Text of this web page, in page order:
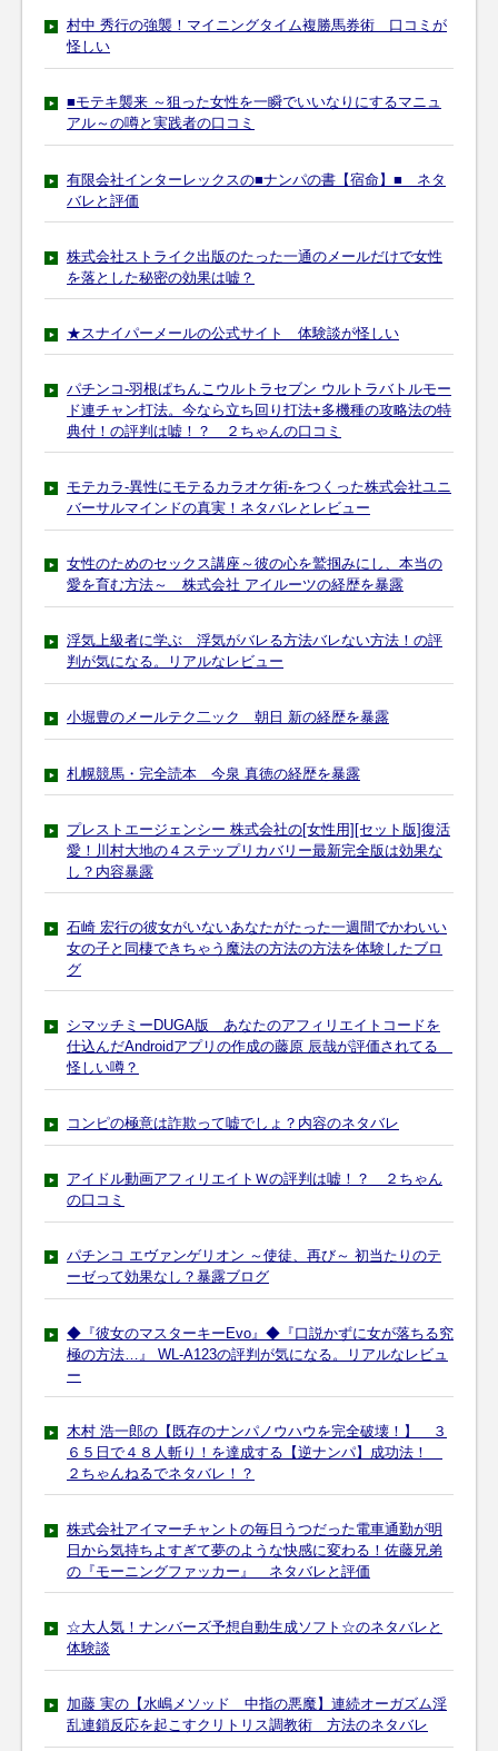
村中 秀行の強襲！マイニングタイム複勝馬券術 口コミが
怪しい
■モテキ襲来 ～狙った女性を一瞬でいいなりにするマニュ
アル～の噂と実践者の口コミ
有限会社インターレックスの■ナンパの書【宿命】■ ネタ
バレと評価
株式会社ストライク出版のたった一通のメールだけで女性
を落とした秘密の効果は嘘？
★スナイパーメールの公式サイト 体験談が怪しい
パチンコ-羽根ぱちんこウルトラセブン ウルトラバトルモー
ド連チャン打法。今なら立ち回り打法+多機種の攻略法の特
典付！の評判は嘘！？ ２ちゃんの口コミ
モテカラ-異性にモテるカラオケ術-をつくった株式会社ユニ
バーサルマインドの真実！ネタバレとレビュー
女性のためのセックス講座～彼の心を鷲掴みにし、本当の
愛を育む方法～ 株式会社 アイルーツの経歴を暴露
浮気上級者に学ぶ 浮気がバレる方法バレない方法！の評
判が気になる。リアルなレビュー
小堀豊のメールテク二ック 朝日 新の経歴を暴露
札幌競馬・完全読本 今泉 真徳の経歴を暴露
プレストエージェンシー 株式会社の[女性用][セット版]復活
愛！川村大地の４ステップリカバリー最新完全版は効果な
し？内容暴露
石崎 宏行の彼女がいないあなたがたった一週間でかわいい
女の子と同棲できちゃう魔法の方法の方法を体験したブロ
グ
シマッチミーDUGA版 あなたのアフィリエイトコードを
仕込んだAndroidアプリの作成の藤原 辰哉が評価されてる
怪しい噂？
コンピの極意は詐欺って嘘でしょ？内容のネタバレ
アイドル動画アフィリエイトＷの評判は嘘！？ ２ちゃん
の口コミ
パチンコ エヴァンゲリオン ～使徒、再び～ 初当たりのテ
ーゼって効果なし？暴露ブログ
◆『彼女のマスターキーEvo』◆『口説かずに女が落ちる究
極の方法…』 WL-A123の評判が気になる。リアルなレビュ
ー
木村 浩一郎の【既存のナンパノウハウを完全破壊！】 ３
６５日で４８人斬り！を達成する【逆ナンパ】成功法！
２ちゃんねるでネタバレ！？
株式会社アイマーチャントの毎日うつだった電車通勤が明
日から気持ちよすぎて夢のような快感に変わる！佐藤兄弟
の『モーニングファッカー』 ネタバレと評価
☆大人気！ナンバーズ予想自動生成ソフト☆のネタバレと
体験談
加藤 実の【水嶋メソッド 中指の悪魔】連続オーガズム淫
乱連鎖反応を起こすクリトリス調教術 方法のネタバレ